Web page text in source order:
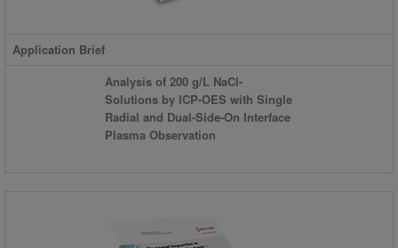
Application Brief
Analysis of 200 g/L NaCl-
Solutions by ICP-OES with Single
Radial and Dual-Side-On Interface
Plasma Observation